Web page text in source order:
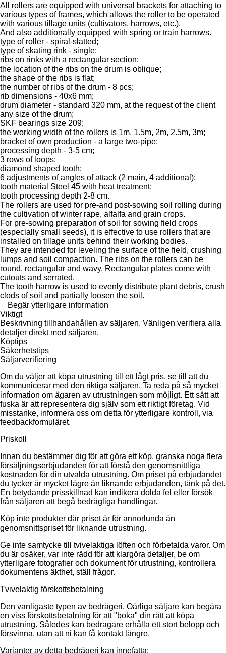
All rollers are equipped with universal brackets for attaching to
various types of frames, which allows the roller to be operated
with various tillage units (cultivators, harrows, etc.).
And also additionally equipped with spring or train harrows.
type of roller - spiral-slatted;
type of skating rink - single;
ribs on rinks with a rectangular section;
the location of the ribs on the drum is oblique;
the shape of the ribs is flat;
the number of ribs of the drum - 8 pcs;
rib dimensions - 40x6 mm;
drum diameter - standard 320 mm, at the request of the client
any size of the drum;
SKF bearings size 209;
the working width of the rollers is 1m, 1.5m, 2m, 2.5m, 3m;
bracket of own production - a large two-pipe;
processing depth - 3-5 cm;
​3 rows of loops;
diamond shaped tooth;
6 adjustments of angles of attack (2 main, 4 additional);
tooth material Steel 45 with heat treatment;
tooth processing depth 2-8 cm.
The rollers are used for pre-and post-sowing soil rolling during
the cultivation of winter rape, alfalfa and grain crops.
For pre-sowing preparation of soil for sowing field crops
(especially small seeds), it is effective to use rollers that are
installed on tillage units behind their working bodies.
They are intended for leveling the surface of the field, crushing
lumps and soil compaction. The ribs on the rollers can be
round, rectangular and wavy. Rectangular plates come with
cutouts and serrated.
The tooth harrow is used to evenly distribute plant debris, crush
clods of soil and partially loosen the soil.
Begär ytterligare information
Viktigt
Beskrivning tillhandahållen av säljaren. Vänligen verifiera alla
detaljer direkt med säljaren.
Köptips
Säkerhetstips
Säljarverifiering
Om du väljer att köpa utrustning till ett lågt pris, se till att du
kommunicerar med den riktiga säljaren. Ta reda på så mycket
information om ägaren av utrustningen som möjligt. Ett sätt att
fuska är att representera dig själv som ett riktigt företag. Vid
misstanke, informera oss om detta för ytterligare kontroll, via
feedbackformuläret.
Priskoll
Innan du bestämmer dig för att göra ett köp, granska noga flera
försäljningserbjudanden för att förstå den genomsnittliga
kostnaden för din utvalda utrustning. Om priset på erbjudandet
du tycker är mycket lägre än liknande erbjudanden, tänk på det.
En betydande prisskillnad kan indikera dolda fel eller försök
från säljaren att begå bedrägliga handlingar.
Köp inte produkter där priset är för annorlunda än
genomsnittspriset för liknande utrustning.
Ge inte samtycke till tvivelaktiga löften och förbetalda varor. Om
du är osäker, var inte rädd för att klargöra detaljer, be om
ytterligare fotografier och dokument för utrustning, kontrollera
dokumentens äkthet, ställ frågor.
Tvivelaktig förskottsbetalning
Den vanligaste typen av bedrägeri. Oärliga säljare kan begära
en viss förskottsbetalning för att "boka" din rätt att köpa
utrustning. Således kan bedragare erhålla ett stort belopp och
försvinna, utan att ni kan få kontakt längre.
Varianter av detta bedrägeri kan innefatta: